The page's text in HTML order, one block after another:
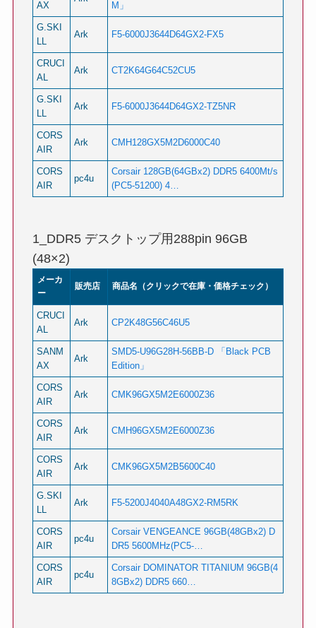
AX
M」
G.SKI
LL
Ark F5-6000J3644D64GX2-FX5
CRUCI
AL
Ark CT2K64G64C52CU5
G.SKI
LL
Ark F5-6000J3644D64GX2-TZ5NR
CORS
AIR
Ark CMH128GX5M2D6000C40
CORS
AIR
pc4u
Corsair 128GB(64GBx2) DDR5 6400Mt/s
(PC5-51200) 4…
1_DDR5 デスクトップ用288pin 96GB
(48×2)
メーカ
ー
販売店 商品名（クリックで在庫・価格チェック）
CRUCI
AL
Ark CP2K48G56C46U5
SANM
AX
Ark
SMD5-U96G28H-56BB-D 「Black PCB
Edition」
CORS
AIR
Ark CMK96GX5M2E6000Z36
CORS
AIR
Ark CMH96GX5M2E6000Z36
CORS
AIR
Ark CMK96GX5M2B5600C40
G.SKI
LL
Ark F5-5200J4040A48GX2-RM5RK
CORS
AIR
pc4u
Corsair VENGEANCE 96GB(48GBx2) D
DR5 5600MHz(PC5-…
CORS
AIR
pc4u
Corsair DOMINATOR TITANIUM 96GB(4
8GBx2) DDR5 660…